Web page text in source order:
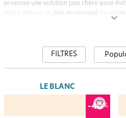
propose une solution pas chère pour
place dessus un jeté de canapé ou un
de l’usure. Uni, à motifs, à franges, style
petit plus pratique : nos
FILTRES
LE BLANC
-40%